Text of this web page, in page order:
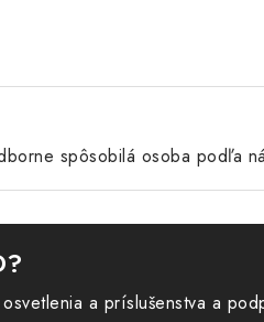
spôsobilá osoba podľa
a príslušenstva a